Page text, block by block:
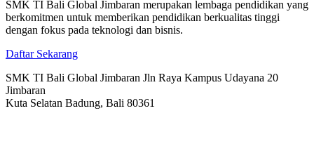
SMK TI Bali Global Jimbaran merupakan lembaga pendidikan yang
berkomitmen untuk memberikan pendidikan berkualitas tinggi
dengan fokus pada teknologi dan bisnis.
Daftar Sekarang
SMK TI Bali Global Jimbaran Jln Raya Kampus Udayana 20
Jimbaran
Kuta Selatan Badung, Bali 80361